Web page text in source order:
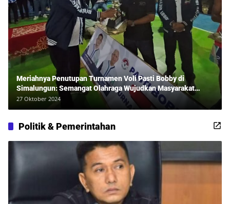
Meriahnya Penutupan Turnamen Voli Pasti Bobby di
Simalungun: Semangat Olahraga Wujudkan Masyarakat
Sehat Bersama Erwan Rozadi dan Ribuan Penonton!
27 Oktober 2024
Politik & Pemerintahan